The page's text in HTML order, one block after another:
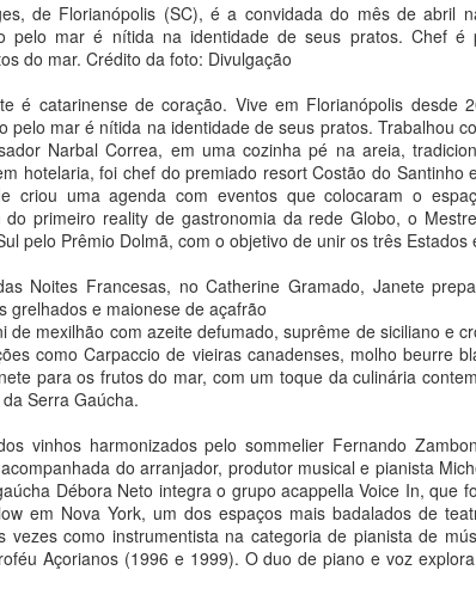
de Florianópolis (SC), é a convidada do mês de abril
pelo mar é nítida na identidade de seus pratos. Chef é
do mar. Crédito da foto: Divulgação
é catarinense de coração. Vive em Florianópolis desde
pelo mar é nítida na identidade de seus pratos. Trabalhou
Narbal Correa, em uma cozinha pé na areia,
hotelaria, foi chef do premiado resort Costão do Santinho
criou uma agenda com eventos que colocaram o
do primeiro reality de gastronomia da rede Globo, o
pelo Prêmio Dolmã, com o objetivo de unir os três Estados
Noites Francesas, no Catherine Gramado, Janete
grelhados e maionese de açafrão
de mexilhão com azeite defumado, suprême de siciliano e
como Carpaccio de vieiras canadenses, molho beurre
para os frutos do mar, com um toque da culinária
Serra Gaúcha.
vinhos harmonizados pelo sommelier Fernando
do arranjador, produtor musical e pianista
Débora Neto integra o grupo acappella Voice In, que
em Nova York, um dos espaços mais badalados de
vezes como instrumentista na categoria de pianista de
Açorianos (1996 e 1999). O duo de piano e voz
São Paulo
nova edição
com
de León Ferrari,
Ferrão e
Cass
2026, entre os
30 de agosto, na ARCA​
do Clube de
do Museu de Arte
São Paulo apresenta
e Rodrigo Cass.
pelo curador-chefe
Cauê Alves, as obras
em tiragens
de 70 exemplares e
ao acervo do museu.
AUG
7
Clube do Livro e bate-
papo com Eliane
leitores de Louças de
Família no Sesc Santo
André no projeto
Leituras Circulantes
Ana Bittar
São Paulo de Literatura 2024
orienta as atividades de agosto,
que articulam leitura
compartilhada e encontro com sua
autora, mediados por Débora
Em agosto, o projeto em rede
Leituras Circulantes, do Sesc São
Paulo, integra a programação
Clube do Livro do Sesc Santo
André com um bate-papo com a
escritora Eliane Marques. A
lança “Toc-Toc”, faixa-título de seu primeiro
em português após 13 anos
às plataformas no dia 7 de agosto como segunda
álbum “Toc-Toc”, previsto para setembro, em um encontro
e o groove inspirado na obra de James Brown.
agosto “Toc-Toc”, segundo single do álbum homônimo do
para setembro.
grava versão própria de “Acorda Pedrinho”
exclusivo para o Brasil